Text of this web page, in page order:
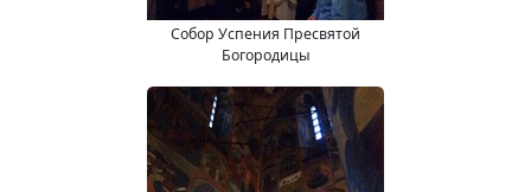
Собор Успения Пресвятой
Богородицы